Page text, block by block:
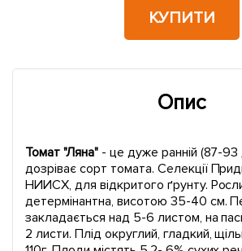
КУПИТИ
Опис
Томат "Ляна" - це дуже ранній (87-
дозріває сорт томата. Селекції
НИИСХ, для відкритого ґрунту.
детермінантна, висотою 35-40 см.
закладається над 5-6 листом, на
2 листи. Плід округлий, гладкий,